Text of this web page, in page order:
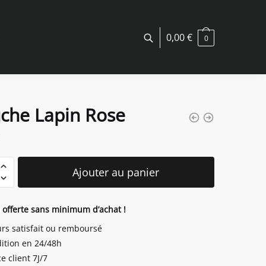
0,00€ 0
Lapin Rose
Ajouter au panier
offerte sans minimum d’achat !
satisfait ou remboursé
en 24/48h
client 7J/7